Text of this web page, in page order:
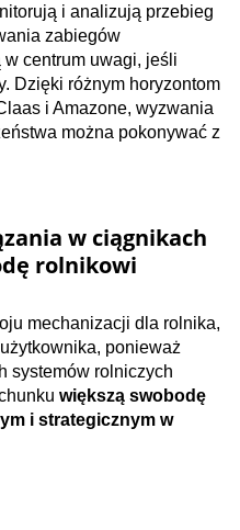
i analizują przebieg
zabiegów
centrum uwagi, jeśli
Dzięki różnym horyzontom
i Amazone, wyzwania
można pokonywać z
w ciągnikach
rolnikowi
mechanizacji dla rolnika,
ponieważ
systemów rolniczych
większą swobodę
i strategicznym w